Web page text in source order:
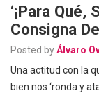
‘¡Para Qué,
Consigna
Posted byÁlvaro
Una actitud con la
bien nos ‘ronda y